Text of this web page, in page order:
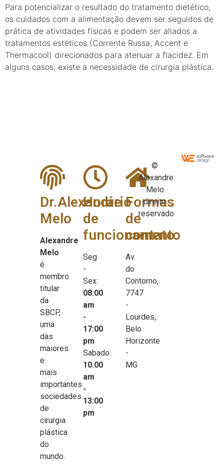
Para potencializar o resultado do tratamento dietético,
os cuidados com a alimentação devem ser seguidos de
prática de atividades físicas e podem ser aliados a
tratamentos estéticos (Corrente Russa, Accent e
Thermacool) direcionados para atenuar a flacidez. Em
alguns casos, existe a necessidade de cirurgia plástica.
Dr.Alexandre
Melo
Alexandre
Melo
é
membro
titular
da
SBCP,
uma
das
maiores
e
mais
importantes
sociedades
de
cirurgia
plástica
do
mundo.
Horário
de
funcionamento
Seg
-
Sex:
08:00
am
-
17:00
pm
Sabado:
10.00
am
-
13:00
pm
Formas
de
contato
Av.
do
Contorno,
7747
-
Lourdes,
Belo
Horizonte
-
MG
©
Alexandre
Melo
direito
reservado